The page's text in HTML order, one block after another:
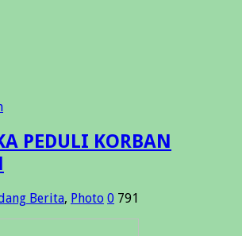
PEDULI KORBAN
Berita, Photo 0 791